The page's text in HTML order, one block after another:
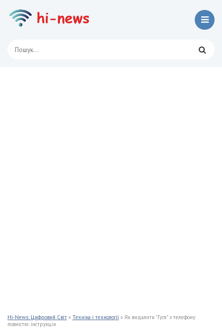
Hi-News: Цифровий Світ » Техніка і технології » Як видалити "Гугл" з телефону
повністю: інструкція